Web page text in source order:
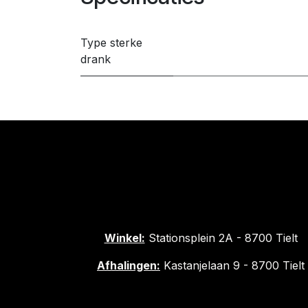
Type sterke
drank
Winkel: Stationsplein 2A - 8700 Tielt
Afhalingen: Kastanjelaan 9 - 8700 Tielt